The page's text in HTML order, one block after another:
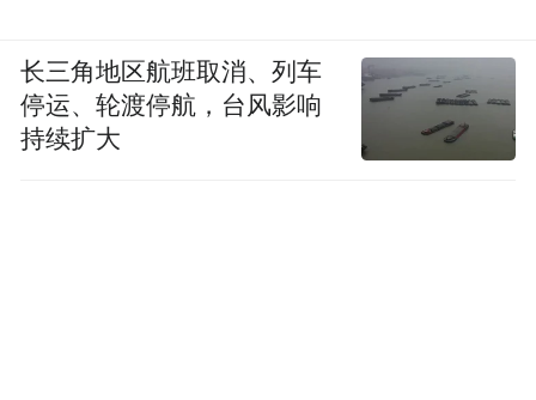
长三角地区航班取消、列车
停运、轮渡停航，台风影响
持续扩大